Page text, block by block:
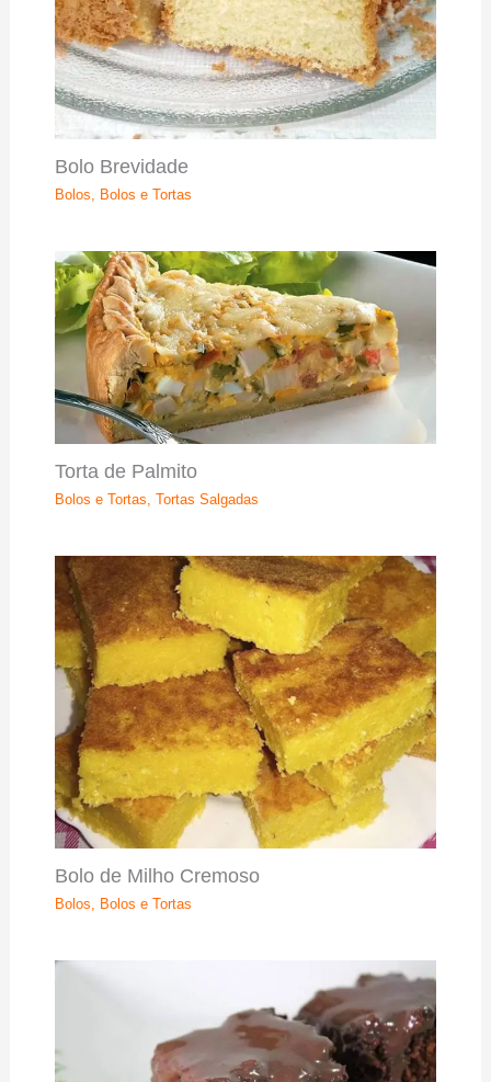
Bolo Brevidade
Bolos Bolos e Tortas
Torta de Palmito
Bolos e Tortas Tortas Salgadas
Bolo de Milho Cremoso
Bolos Bolos e Tortas